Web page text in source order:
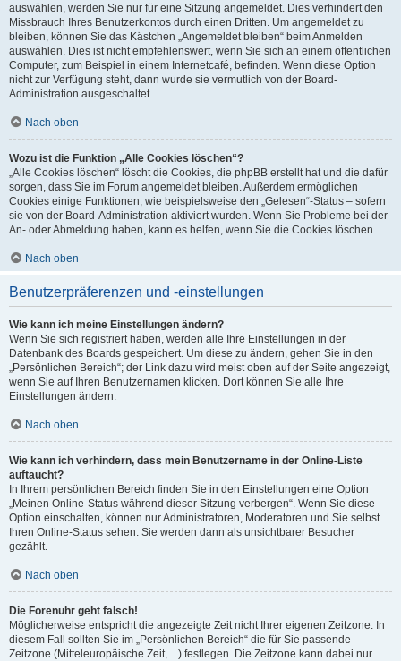
auswählen, werden Sie nur für eine Sitzung angemeldet. Dies verhindert den
Missbrauch Ihres Benutzerkontos durch einen Dritten. Um angemeldet zu
bleiben, können Sie das Kästchen „Angemeldet bleiben“ beim Anmelden
auswählen. Dies ist nicht empfehlenswert, wenn Sie sich an einem öffentlichen
Computer, zum Beispiel in einem Internetcafé, befinden. Wenn diese Option
nicht zur Verfügung steht, dann wurde sie vermutlich von der Board-
Administration ausgeschaltet.
Nach oben
Wozu ist die Funktion „Alle Cookies löschen“?
„Alle Cookies löschen“ löscht die Cookies, die phpBB erstellt hat und die dafür
sorgen, dass Sie im Forum angemeldet bleiben. Außerdem ermöglichen
Cookies einige Funktionen, wie beispielsweise den „Gelesen“-Status – sofern
sie von der Board-Administration aktiviert wurden. Wenn Sie Probleme bei der
An- oder Abmeldung haben, kann es helfen, wenn Sie die Cookies löschen.
Nach oben
Benutzerpräferenzen und -einstellungen
Wie kann ich meine Einstellungen ändern?
Wenn Sie sich registriert haben, werden alle Ihre Einstellungen in der
Datenbank des Boards gespeichert. Um diese zu ändern, gehen Sie in den
„Persönlichen Bereich“; der Link dazu wird meist oben auf der Seite angezeigt,
wenn Sie auf Ihren Benutzernamen klicken. Dort können Sie alle Ihre
Einstellungen ändern.
Nach oben
Wie kann ich verhindern, dass mein Benutzername in der Online-Liste
auftaucht?
In Ihrem persönlichen Bereich finden Sie in den Einstellungen eine Option
„Meinen Online-Status während dieser Sitzung verbergen“. Wenn Sie diese
Option einschalten, können nur Administratoren, Moderatoren und Sie selbst
Ihren Online-Status sehen. Sie werden dann als unsichtbarer Besucher
gezählt.
Nach oben
Die Forenuhr geht falsch!
Möglicherweise entspricht die angezeigte Zeit nicht Ihrer eigenen Zeitzone. In
diesem Fall sollten Sie im „Persönlichen Bereich“ die für Sie passende
Zeitzone (Mitteleuropäische Zeit, ...) festlegen. Die Zeitzone kann dabei nur